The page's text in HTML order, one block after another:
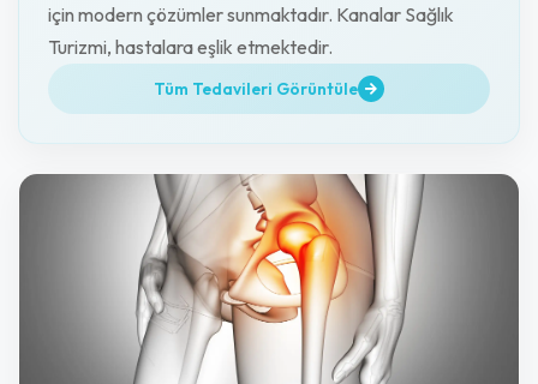
için modern çözümler sunmaktadır. Kanalar Sağlık
Turizmi, hastalara eşlik etmektedir.
Tüm Tedavileri Görüntüle